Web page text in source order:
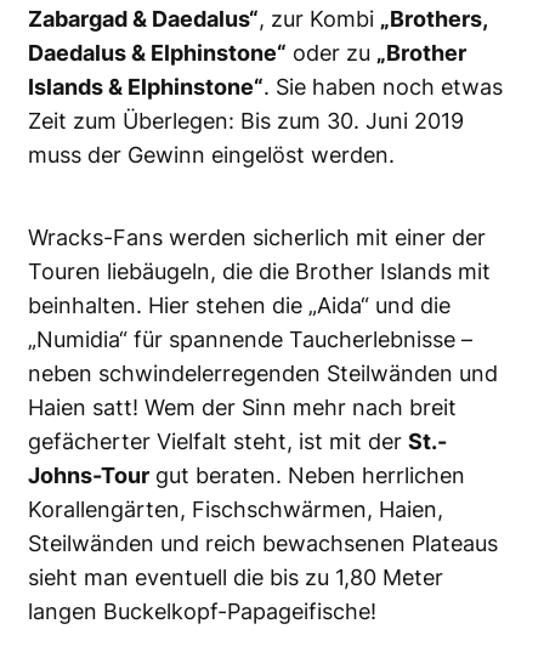
Zabargad & Daedalus“, zur Kombi „Brothers,
Daedalus & Elphinstone“ oder zu „Brother
Islands & Elphinstone“. Sie haben noch etwas
Zeit zum Überlegen: Bis zum 30. Juni 2019
muss der Gewinn eingelöst werden.
Wracks-Fans werden sicherlich mit einer der
Touren liebäugeln, die die Brother Islands mit
beinhalten. Hier stehen die „Aida“ und die
„Numidia“ für spannende Taucherlebnisse –
neben schwindelerregenden Steilwänden und
Haien satt! Wem der Sinn mehr nach breit
gefächerter Vielfalt steht, ist mit der St.-
Johns-Tour gut beraten. Neben herrlichen
Korallengärten, Fischschwärmen, Haien,
Steilwänden und reich bewachsenen Plateaus
sieht man eventuell die bis zu 1,80 Meter
langen Buckelkopf-Papageifische!